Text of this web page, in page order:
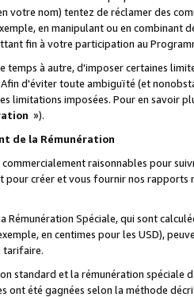
votre nom) tentez de réclamer des
en manipulant ou en combinant
fin à votre participation au
temps à autre, d'imposer certaines
d'éviter toute ambiguïté (et
limitations imposées. Pour en savoir
»).
de la Rémunération
raisonnables pour
pour créer et vous fournir nos
Rémunération Spéciale, qui sont
en centimes pour les USD),
tarifaire.
standard et la rémunération spéciale
ont été gagnées selon la méthode